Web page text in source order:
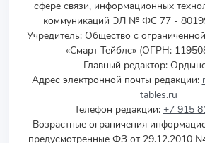
сфере связи, информационных
коммуникаций ЭЛ № ФС 77 -
Учредитель: Общество с
«Смарт Тейблс» (ОГРН:
Главный редактор:
Адрес электронной почты редакции:
tables.ru
Телефон редакции: +7 915
Возрастные ограничения
предусмотренные ФЗ от 29.12.2010